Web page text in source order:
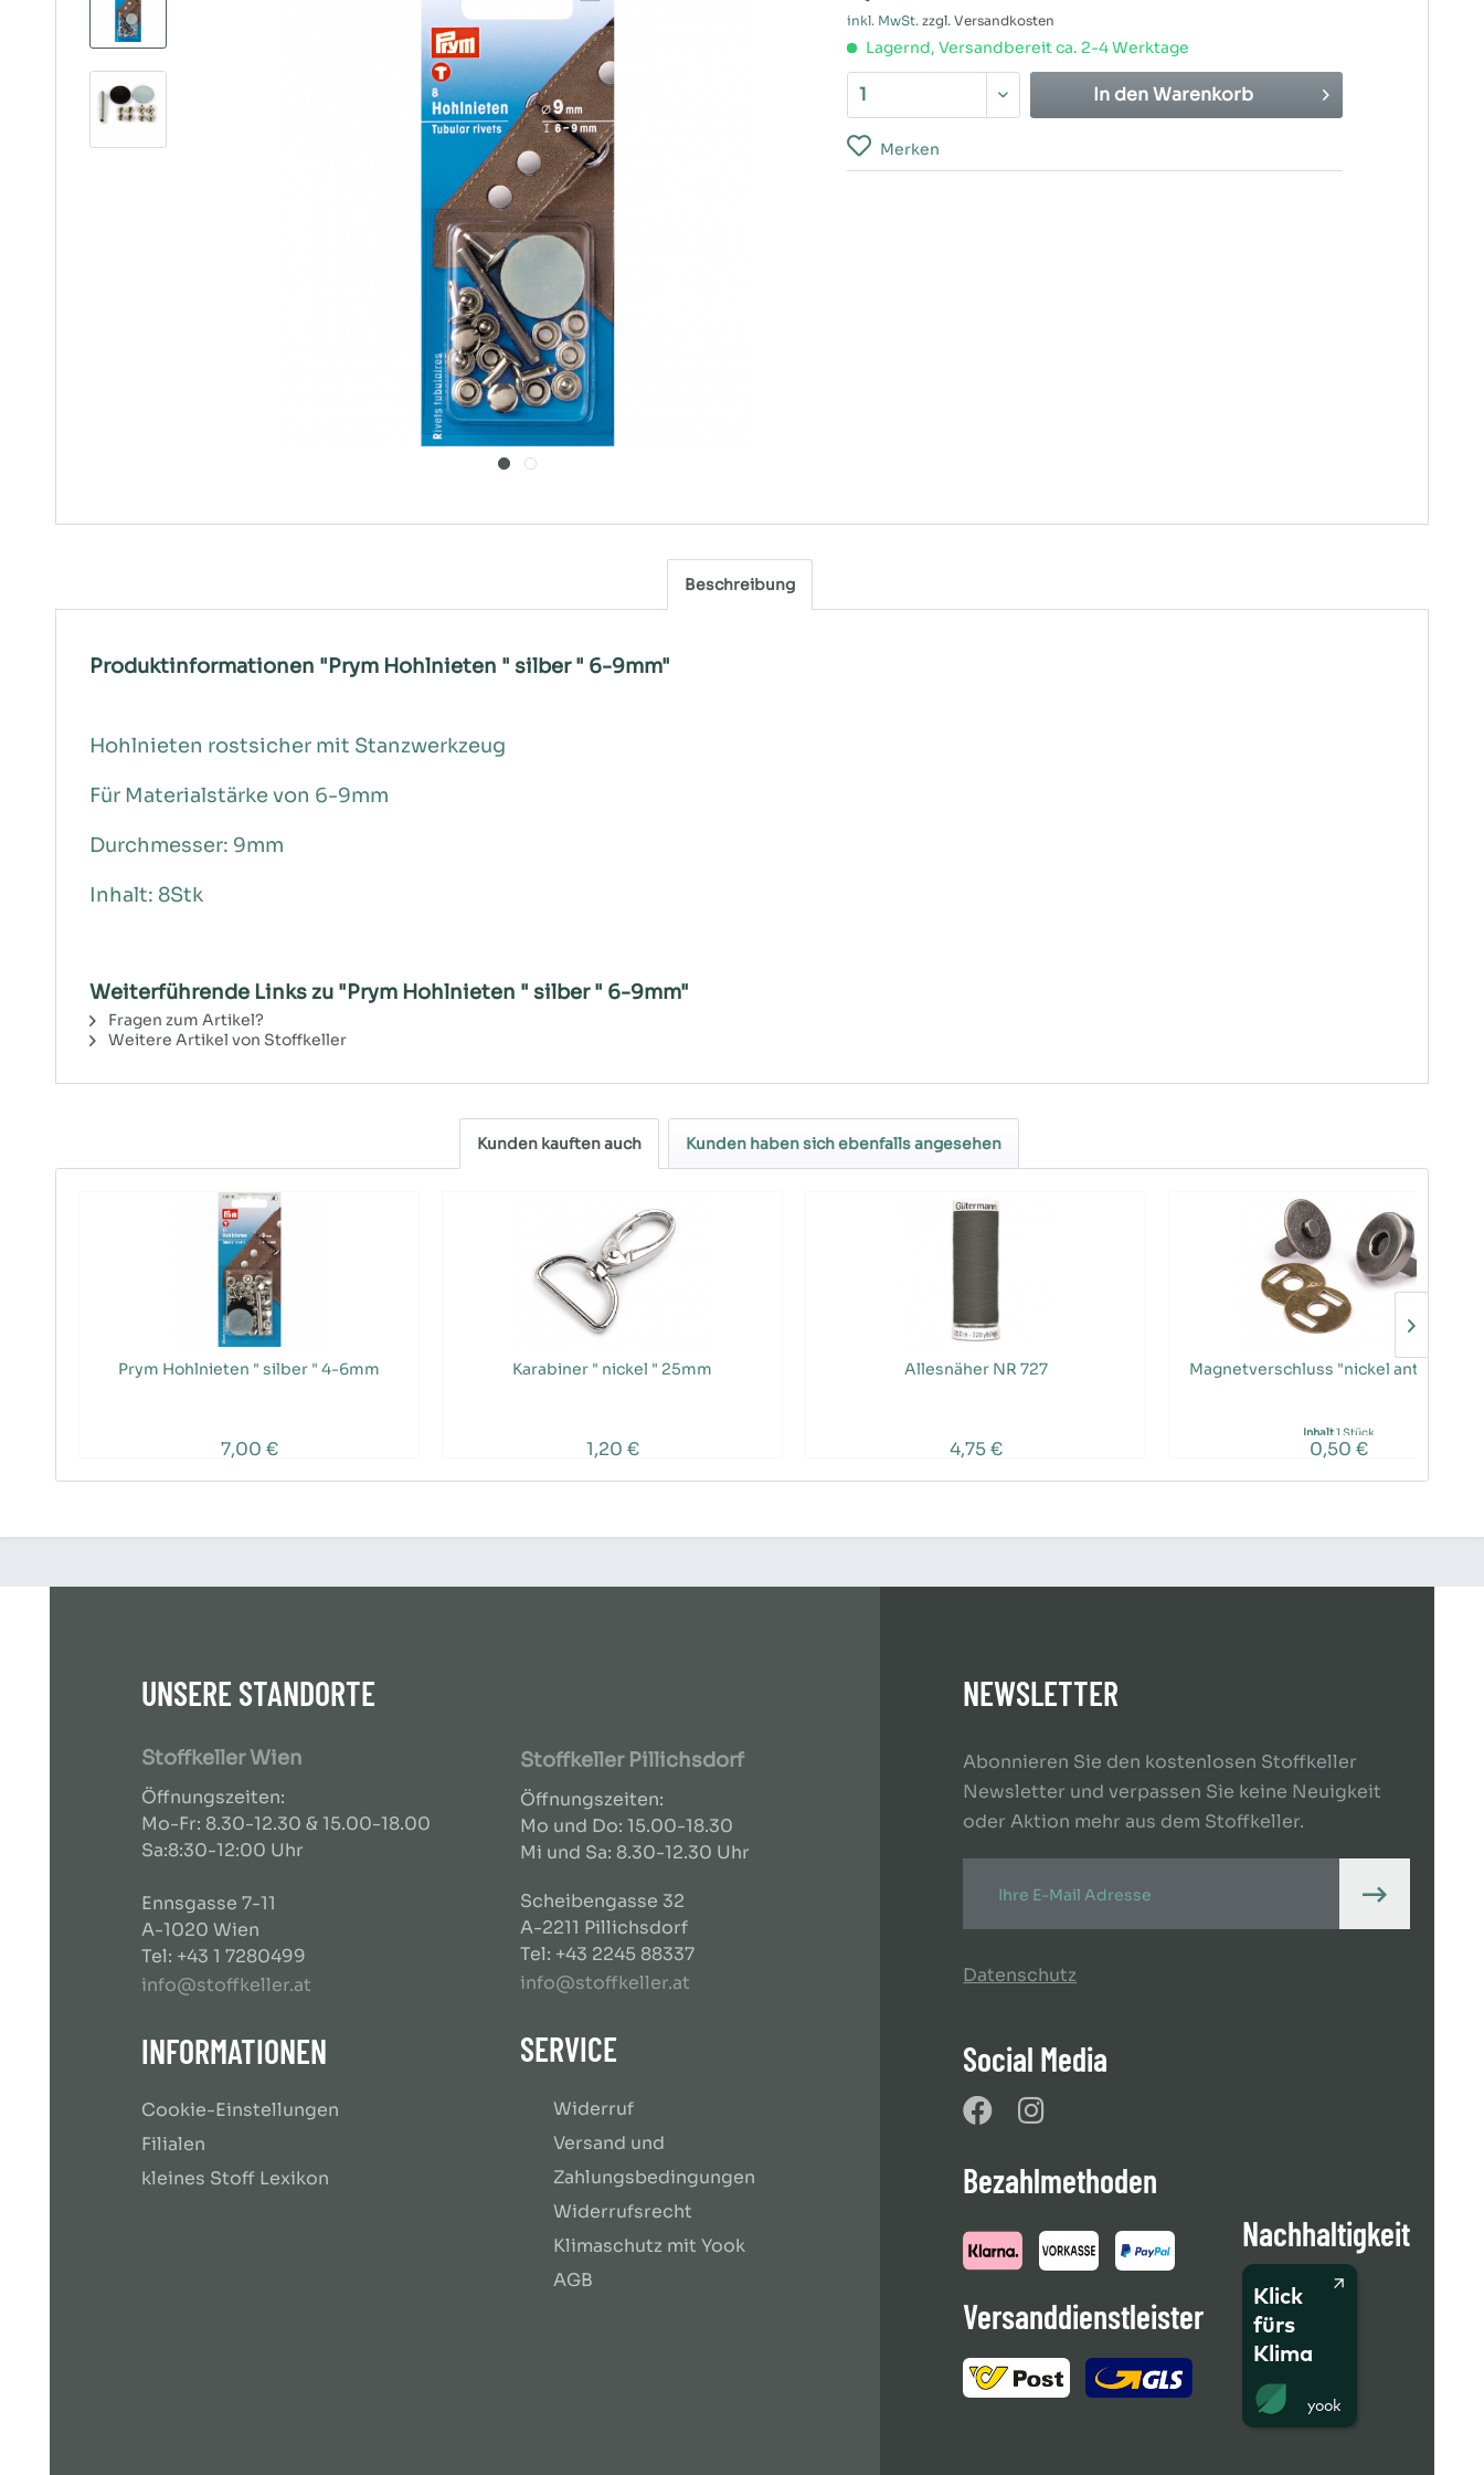
inkl. MwSt. zzgl. Versandkosten
Lagernd, Versandbereit ca. 2-4 Werktage
In den Warenkorb
Merken
Beschreibung
Produktinformationen "Prym Hohlnieten " silber " 6-9mm"
Hohlnieten rostsicher mit Stanzwerkzeug
Für Materialstärke von 6-9mm
Durchmesser: 9mm
Inhalt: 8Stk
Weiterführende Links zu "Prym Hohlnieten " silber " 6-9mm"
Fragen zum Artikel?
Weitere Artikel von Stoffkeller
Kunden kauften auch Kunden haben sich ebenfalls angesehen
Prym Hohlnieten " silber " 4-6mm
7,00 €
Karabiner " nickel " 25mm
1,20 €
Allesnäher NR 727
4,75 €
Magnetverschluss "nickel antik"
Inhalt1 Stück
0,50 €
UNSERE STANDORTE
Stoffkeller Wien
Öffnungszeiten:
Mo-Fr: 8.30-12.30 & 15.00-18.00
Sa:8:30-12:00 Uhr
Ennsgasse 7-11
A-1020 Wien
Tel: +43 1 7280499
info@stoffkeller.at
INFORMATIONEN
Cookie-Einstellungen
Filialen
kleines Stoff Lexikon
Stoffkeller Pillichsdorf
Öffnungszeiten:
Mo und Do: 15.00-18.30
Mi und Sa: 8.30-12.30 Uhr
Scheibengasse 32
A-2211 Pillichsdorf
Tel: +43 2245 88337
info@stoffkeller.at
SERVICE
Widerruf
Versand und
Zahlungsbedingungen
Widerrufsrecht
Klimaschutz mit Yook
AGB
NEWSLETTER
Abonnieren Sie den kostenlosen Stoffkeller
Newsletter und verpassen Sie keine Neuigkeit
oder Aktion mehr aus dem Stoffkeller.
Datenschutz
Social Media
Bezahlmethoden
Versanddienstleister
Nachhaltigkeit
Klick
fürs
Klima